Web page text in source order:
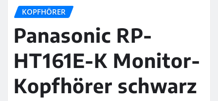
KOPFHÖRER
Panasonic RP-
HT161E-K Monitor-
Kopfhörer schwarz